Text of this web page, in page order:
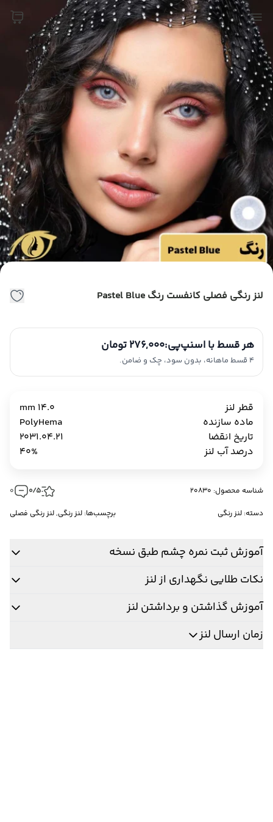
لنز رنگی فصلی کانفست رنگ Pastel Blue
هر قسط با اسنپ‌پی:276,000 تومان
4 قسط ماهانه، بدون سود، چک و ضامن.
قطر لنز
14.0 mm
ماده سازنده
PolyHema
تاریخ انقضا
2031.04.21
درصد آب لنز
40%
شناسه محصول: 20830 0/5
0
دسته: لنز رنگی برچسب‌ها: لنز رنگی,لنز رنگی فصلی
آموزش ثبت نمره چشم طبق نسخه
نکات طلایی نگهداری از لنز
آموزش گذاشتن و برداشتن لنز
زمان ارسال لنز